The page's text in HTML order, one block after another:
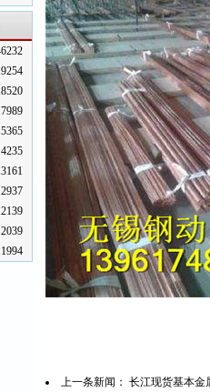
上一条新闻： 长江现货基本金